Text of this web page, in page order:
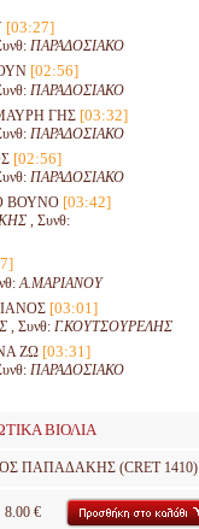
[03:27]
ΠΑΡΑΔΟΣΙΑΚΟ
[02:56]
ΠΑΡΑΔΟΣΙΑΚΟ
ΓΗΣ [03:32]
ΠΑΡΑΔΟΣΙΑΚΟ
[02:56]
ΠΑΡΑΔΟΣΙΑΚΟ
ΒΟΥΝΟ [03:42]
, Συνθ:
Α.ΜΑΡΙΑΝΟΥ
[03:01]
, Συνθ: Γ.ΚΟΥΤΣΟΥΡΕΛΗΣ
ΖΩ [03:31]
ΠΑΡΑΔΟΣΙΑΚΟ
ΒΙΟΛΙΑ
ΠΑΠΑΔΑΚΗΣ (CRET 1410)
8.00 €